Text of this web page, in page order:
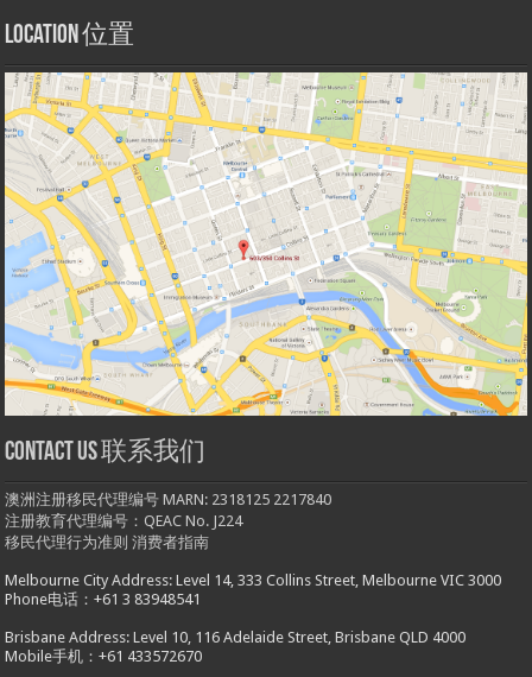
Location 位置
Contact us 联系我们
澳洲注册移民代理编号 MARN: 2318125 2217840
注册教育代理编号：QEAC No. J224
移民代理行为准则 消费者指南
Melbourne City Address: Level 14, 333 Collins Street, Melbourne VIC 3000
Phone电话：+61 3 83948541
Brisbane Address: Level 10, 116 Adelaide Street, Brisbane QLD 4000
Mobile手机：+61 433572670